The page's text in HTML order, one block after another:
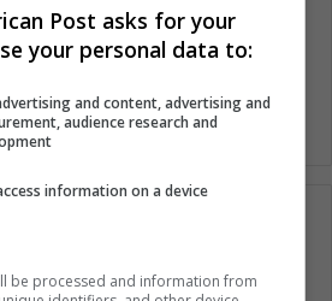
Flavia Porro
Peñaloza
lista de correos
Post asks for your
your personal data to:
and content, advertising and
audience research and
information on a device
be processed and information from